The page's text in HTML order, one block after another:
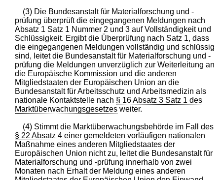
(3) Die Bundesanstalt für Materialforschung und -
prüfung überprüft die eingegangenen Meldungen nach
Absatz 1 Satz 1 Nummer 2 und 3 auf Vollständigkeit und
Schlüssigkeit. Ergibt die Überprüfung nach Satz 1, dass
die eingegangenen Meldungen vollständig und schlüssig
sind, leitet die Bundesanstalt für Materialforschung und -
prüfung die Meldungen unverzüglich zur Weiterleitung an
die Europäische Kommission und die anderen
Mitgliedstaaten der Europäischen Union an die
Bundesanstalt für Arbeitsschutz und Arbeitsmedizin als
nationale Kontaktstelle nach § 16 Absatz 3 Satz 1 des
Marktüberwachungsgesetzes weiter.
(4) Stimmt die Marktüberwachungsbehörde im Fall des
§ 22 Absatz 4 einer gemeldeten vorläufigen nationalen
Maßnahme eines anderen Mitgliedstaates der
Europäischen Union nicht zu, leitet die Bundesanstalt für
Materialforschung und -prüfung innerhalb von zwei
Monaten nach Erhalt der Meldung eines anderen